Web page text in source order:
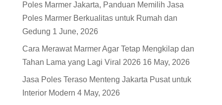
Poles Marmer Jakarta, Panduan Memilih Jasa
Poles Marmer Berkualitas untuk Rumah dan
Gedung 1 June, 2026
Cara Merawat Marmer Agar Tetap Mengkilap dan
Tahan Lama yang Lagi Viral 2026 16 May, 2026
Jasa Poles Teraso Menteng Jakarta Pusat untuk
Interior Modern 4 May, 2026